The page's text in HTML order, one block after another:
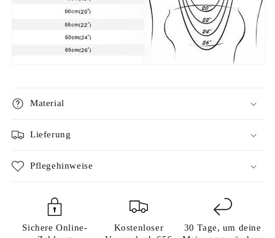
Material
Lieferung
Pflegehinweise
Sichere Online-
Kostenloser
30 Tage, um deine